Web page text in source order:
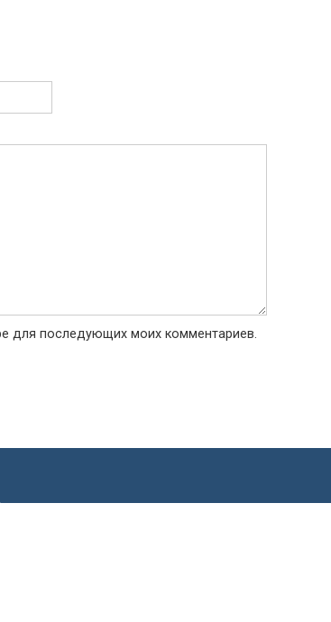
для последующих моих комментариев.